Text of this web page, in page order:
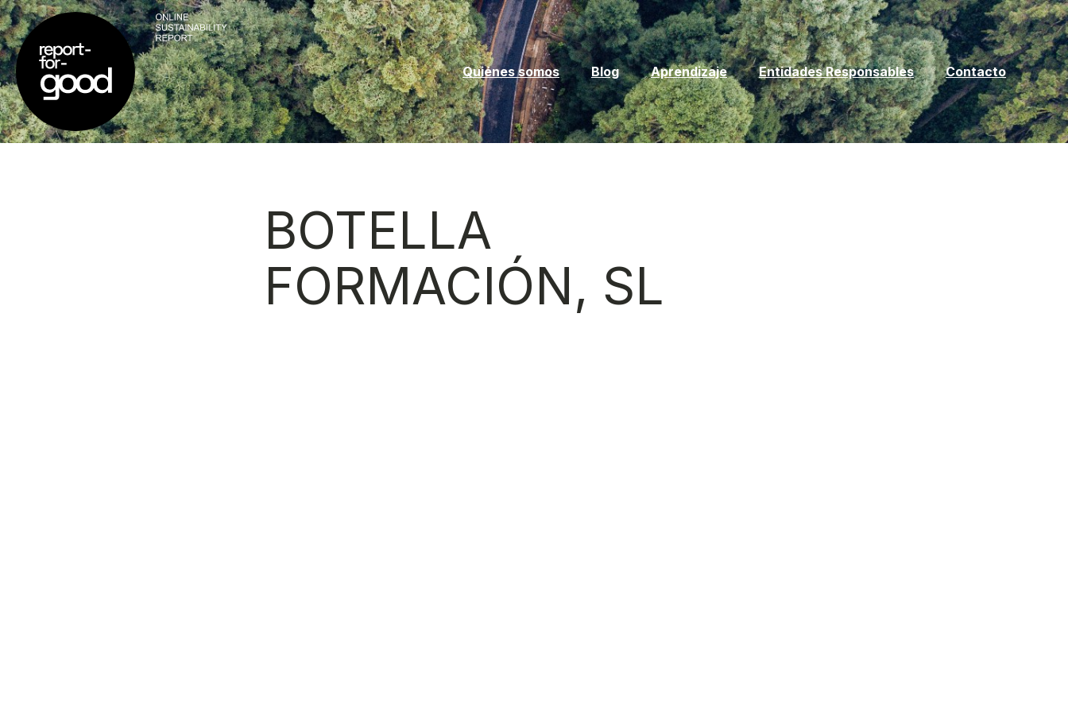
Quiénes somos Blog Aprendizaje Entidades Responsables Contacto
BOTELLA
FORMACIÓN, SL